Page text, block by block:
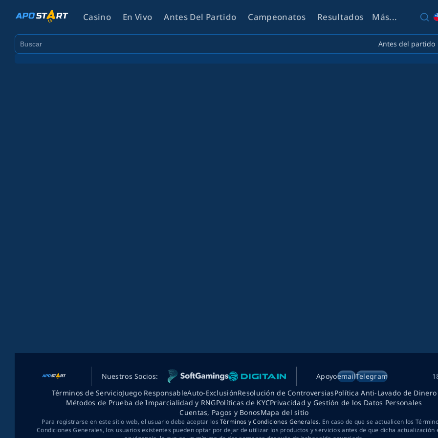
Casino En Vivo Antes Del Partido Campeonatos Resultados Más...
Antes del partido
Nuestros Socios: ApoyoemailTelegram
Términos de ServicioJuego ResponsableAuto-ExclusiónResolución de ControversiasPolítica Anti-Lavado de Dinero
Métodos de Prueba de Imparcialidad y RNGPolíticas de KYCPrivacidad y Gestión de los Datos Personales
Cuentas, Pagos y BonosMapa del sitio
Para registrarse en este sitio web, el usuario debe aceptar losTérminos y Condiciones Generales. En caso de que se actualicen los
Condiciones Generales, los usuarios existentes pueden optar por dejar de utilizar los productos y servicios antes de que dicha actualización